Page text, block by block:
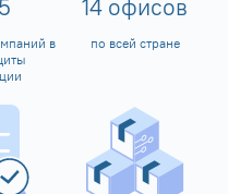
5
в
14 офисов
по всей стране